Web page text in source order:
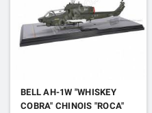
BELL AH-1W "WHISKEY
COBRA" CHINOIS "ROCA"